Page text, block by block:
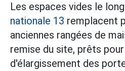
Les espaces vides le
nationale 13 remplacent
anciennes rangées de
remise du site, prêts
d'élargissement des